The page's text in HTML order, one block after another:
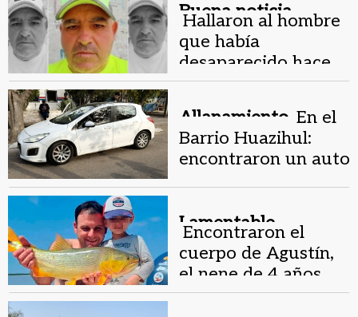
Buena noticia.
Hallaron al hombre
que había
desaparecido hace
cinco días
Allanamiento. En el
Barrio Huazihul:
encontraron un auto
Córdoba
Lamentable.
Encontraron el
cuerpo de Agustín,
el nene de 4 años
desaparecido en el